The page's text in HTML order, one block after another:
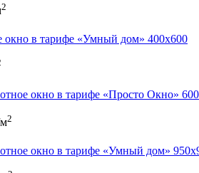
2
окно в тарифе «Умный дом» 400х600
окно в тарифе «Просто Окно»
2
окно в тарифе «Умный дом»